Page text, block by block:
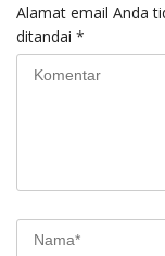
Alamat email Anda
ditandai *